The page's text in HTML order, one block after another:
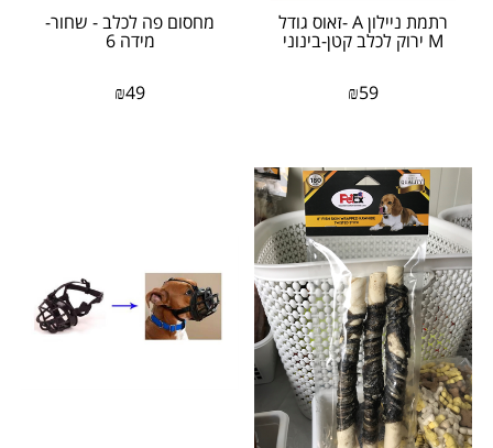
רתמת ניילון A -זאוס גודל
M ירוק לכלב קטן-בינוני
₪59
מחסום פה לכלב - שחור-
מידה 6
₪49